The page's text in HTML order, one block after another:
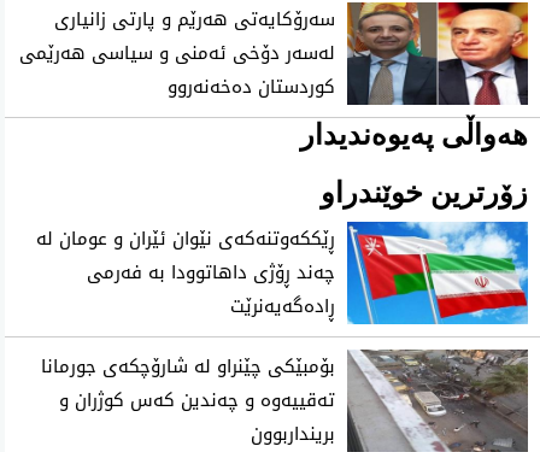
سەرۆکایەتی هەرێم و پارتی زانیاری
لەسەر دۆخی ئەمنی و سیاسی هەرێمی
کوردستان دەخەنەروو
هەواڵی پەیوەندیدار
زۆرترین خوێندراو
ڕێککەوتنەکەی نێوان ئێران و عومان لە
چەند ڕۆژی داهاتوودا بە فەرمی
ڕادەگەیەنرێت
بۆمبێکی چێنراو لە شارۆچکەی جورمانا
تەقییەوە و چەندین کەس کوژران و
برینداربوون